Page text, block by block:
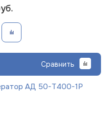
Сравнить
АД 50-Т400-1Р